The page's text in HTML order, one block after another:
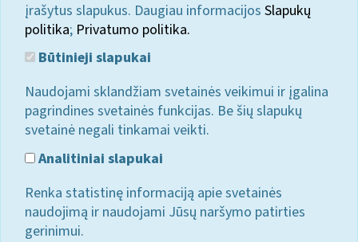
įrašytus slapukus. Daugiau informacijos Slapukų
politika; Privatumo politika.
Būtinieji slapukai
Naudojami sklandžiam svetainės veikimui ir įgalina
pagrindines svetainės funkcijas. Be šių slapukų
svetainė negali tinkamai veikti.
Analitiniai slapukai
Renka statistinę informaciją apie svetainės
naudojimą ir naudojami Jūsų naršymo patirties
gerinimui.